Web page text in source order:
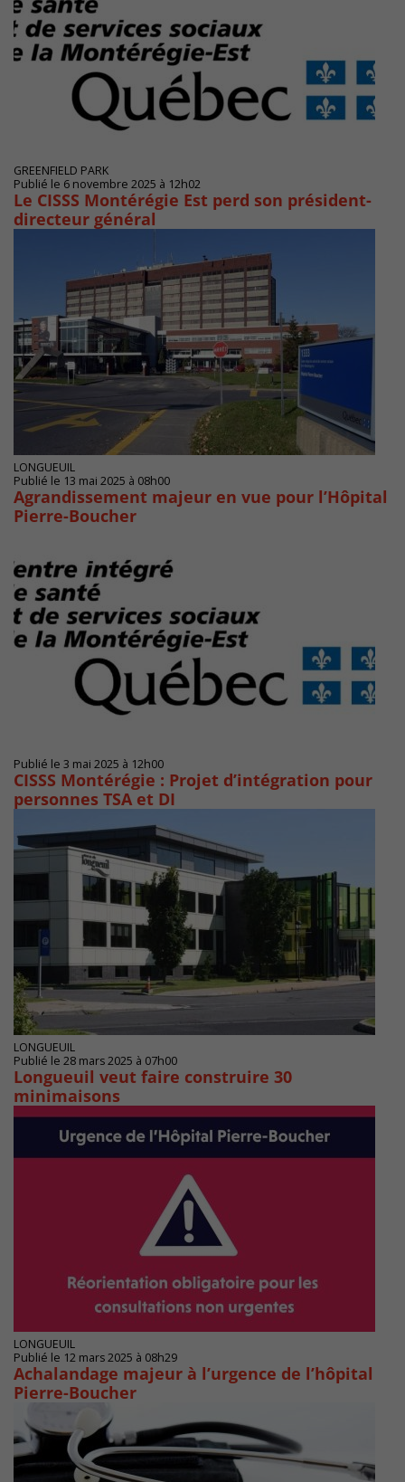
GREENFIELD PARK
Publié le 6 novembre 2025 à 12h02
Le CISSS Montérégie Est perd son président-
directeur général
LONGUEUIL
Publié le 13 mai 2025 à 08h00
Agrandissement majeur en vue pour l’Hôpital
Pierre-Boucher
Publié le 3 mai 2025 à 12h00
CISSS Montérégie : Projet d’intégration pour
personnes TSA et DI
LONGUEUIL
Publié le 28 mars 2025 à 07h00
Longueuil veut faire construire 30
minimaisons
LONGUEUIL
Publié le 12 mars 2025 à 08h29
Achalandage majeur à l’urgence de l’hôpital
Pierre-Boucher